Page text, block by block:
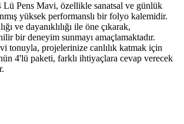
Pens Mavi, özellikle sanatsal ve günlük
yüksek performanslı bir folyo kalemidir.
ve dayanıklılığı ile öne çıkarak,
bir deneyim sunmayı amaçlamaktadır.
tonuyla, projelerinize canlılık katmak için
4'lü paketi, farklı ihtiyaçlara cevap verecek